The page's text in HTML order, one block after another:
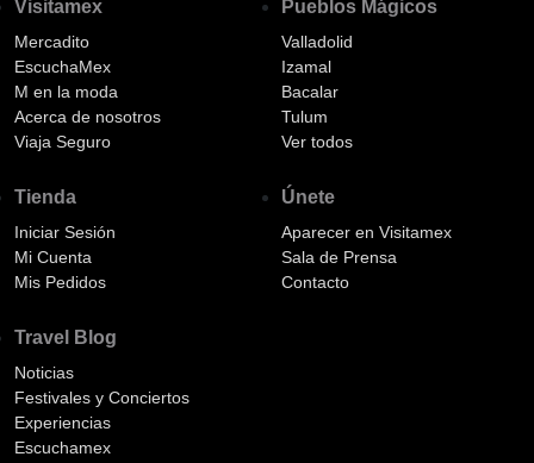
Visitamex
Mercadito
EscuchaMex
M en la moda
Acerca de nosotros
Viaja Seguro
Tienda
Iniciar Sesión
Mi Cuenta
Mis Pedidos
Pueblos Mágicos
Valladolid
Izamal
Bacalar
Tulum
Ver todos
Únete
Aparecer en Visitamex
Sala de Prensa
Contacto
Travel Blog
Noticias
Festivales y Conciertos
Experiencias
Escuchamex